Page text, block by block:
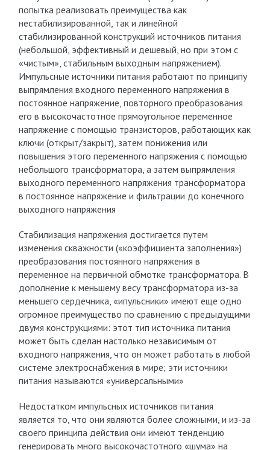
попытка реализовать преимущества как
нестабилизированной, так и линейной
стабилизированной конструкций источников питания
(небольшой, эффективный и дешевый, но при этом с
«чистым», стабильным выходным напряжением).
Импульсные источники питания работают по принципу
выпрямления входного переменного напряжения в
постоянное напряжение, повторного преобразования
его в высокочастотное прямоугольное переменное
напряжение с помощью транзисторов, работающих как
ключи (открыт/закрыт), затем понижения или
повышения этого переменного напряжения с помощью
небольшого трансформатора, а затем выпрямления
выходного переменного напряжения трансформатора
в постоянное напряжение и фильтрации до конечного
выходного напряжения
Стабилизация напряжения достигается путем
изменения скважности («коэффициента заполнения»)
преобразования постоянного напряжения в
переменное на первичной обмотке трансформатора. В
дополнение к меньшему весу трансформатора из-за
меньшего сердечника, «ипульсники» имеют еще одно
огромное преимущество по сравнению с предыдущими
двумя конструкциями: этот тип источника питания
может быть сделан настолько независимым от
входного напряжения, что он может работать в любой
системе электроснабжения в мире; эти источники
питания называются «универсальными»
Недостатком импульсных источников питания
является то, что они являются более сложными, и из-за
своего принципа действия они имеют тенденцию
генерировать много высокочастотного «шума» на